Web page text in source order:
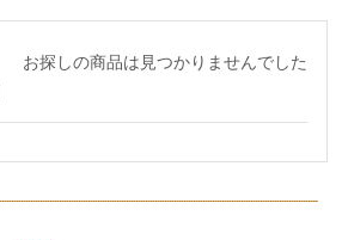
お探しの商品は見つかりませんでした